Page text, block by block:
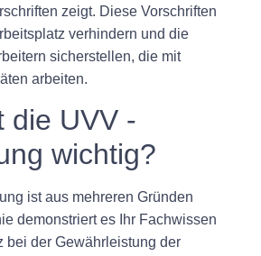
zeigt. Diese Vorschriften
verhindern und die
sicherstellen, die mit
arbeiten.
die UVV -
wichtig?
ist aus mehreren Gründen
demonstriert es Ihr Fachwissen
bei der Gewährleistung der